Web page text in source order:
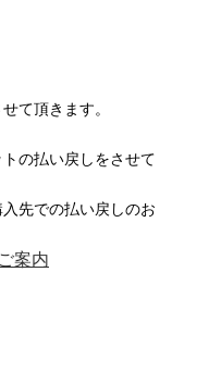
て頂きます。
の払い戻しをさせて
先での払い戻しのお
案内